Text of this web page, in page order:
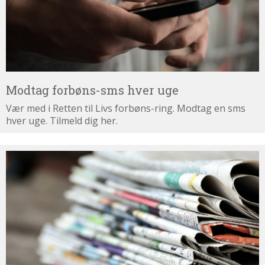
Modtag forbøns-sms hver uge
Vær med i Retten til Livs forbøns-ring. Modtag en sms
hver uge. Tilmeld dig her.
Tilmeld
dig
nyhedsbrevet